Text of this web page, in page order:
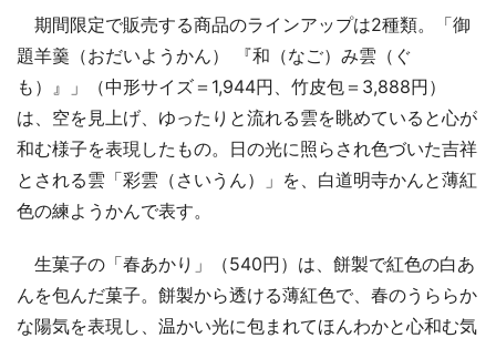
期間限定で販売する商品のラインアップは2種類。「御
題羊羹（おだいようかん） 『和（なご）み雲（ぐ
も）』」（中形サイズ＝1,944円、竹皮包＝3,888円）
は、空を見上げ、ゆったりと流れる雲を眺めていると心が
和む様子を表現したもの。日の光に照らされ色づいた吉祥
とされる雲「彩雲（さいうん）」を、白道明寺かんと薄紅
色の練ようかんで表す。
生菓子の「春あかり」（540円）は、餅製で紅色の白あ
んを包んだ菓子。餅製から透ける薄紅色で、春のうららか
な陽気を表現し、温かい光に包まれてほんわかと心和む気